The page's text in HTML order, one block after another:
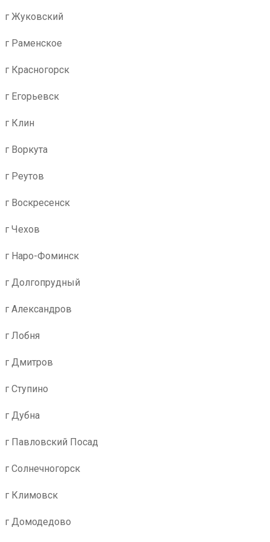
г Жуковский
г Раменское
г Красногорск
г Егорьевск
г Клин
г Воркута
г Реутов
г Воскресенск
г Чехов
г Наро-Фоминск
г Долгопрудный
г Александров
г Лобня
г Дмитров
г Ступино
г Дубна
г Павловский Посад
г Солнечногорск
г Климовск
г Домодедово